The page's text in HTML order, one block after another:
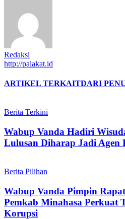
Redaksi
http://palakat.id
ARTIKEL TERKAITDARI
Berita Terkini
Wabup Vanda Hadiri
Lulusan Diharap Jadi Agen
Berita Pilihan
Wabup Vanda Pimpin
Pemkab Minahasa Perkuat
Korupsi